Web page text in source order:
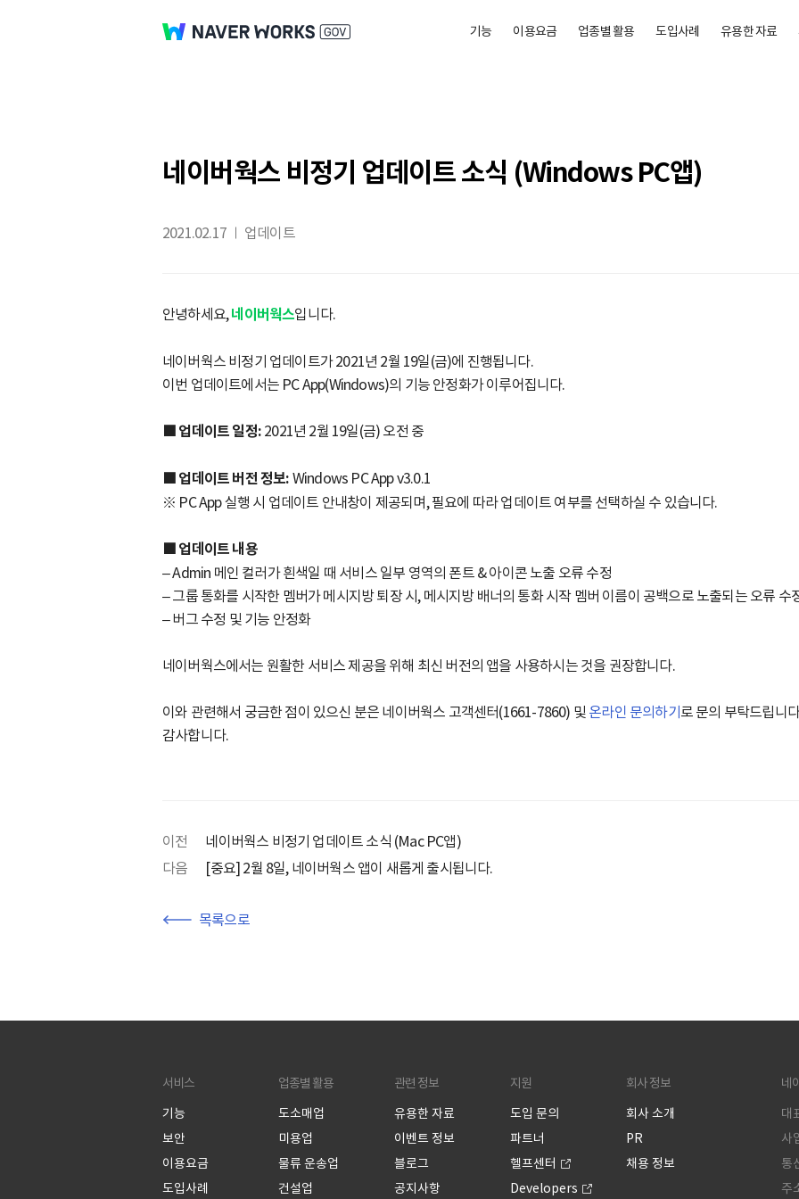
기능 이용요금 업종별 활용 도입사례 유용한 자료
네이버웍스 비정기 업데이트 소식 (Windows PC앱)
2021.02.17 업데이트
안녕하세요,네이버웍스입니다.
네이버웍스 비정기 업데이트가 2021년 2월 19일(금)에 진행됩니다.
이번 업데이트에서는 PC App(Windows)의 기능 안정화가 이루어집니다.
■ 업데이트 일정: 2021년 2월 19일(금) 오전 중
■ 업데이트 버전 정보: Windows PC App v3.0.1
※ PC App 실행 시 업데이트 안내창이 제공되며, 필요에 따라 업데이트 여부를 선택하실 수 있습니다.
■ 업데이트 내용
– Admin 메인 컬러가 흰색일 때 서비스 일부 영역의 폰트 & 아이콘 노출 오류 수정
– 그룹 통화를 시작한 멤버가 메시지방 퇴장 시, 메시지방 배너의 통화 시작 멤버 이름이 공백으로 노출되는 오류 수
– 버그 수정 및 기능 안정화
네이버웍스에서는 원활한 서비스 제공을 위해 최신 버전의 앱을 사용하시는 것을 권장합니다.
이와 관련해서 궁금한 점이 있으신 분은 네이버웍스 고객센터(1661-7860) 및 온라인 문의하기 로 문의 부탁드립니
감사합니다.
이전
네이버웍스 비정기 업데이트 소식 (Mac PC앱)
다음
[중요] 2월 8일, 네이버웍스 앱이 새롭게 출시됩니다.
목록으로
서비스
기능
보안
이용요금
도입사례
업종별 활용
도소매업
미용업
물류 운송업
건설업
관련 정보
유용한 자료
이벤트 정보
블로그
공지사항
지원
도입 문의
파트너
헬프센터
Developers
회사 정보
회사 소개
PR
채용 정보
네
대
사
통
주